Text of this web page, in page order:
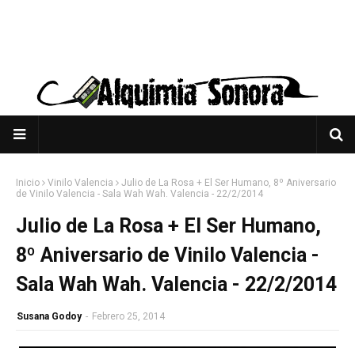
Inicio Vinilo Valencia
Julio de La Rosa + El Ser Humano, 8º Aniversario
de Vinilo Valencia - Sala Wah Wah. Valencia - 22/2/2014
Julio de La Rosa + El Ser Humano,
8º Aniversario de Vinilo Valencia -
Sala Wah Wah. Valencia - 22/2/2014
Susana Godoy - Febrero 25, 2014